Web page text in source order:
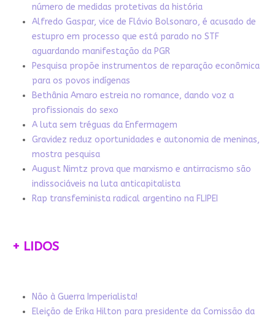
número de medidas protetivas da história
Alfredo Gaspar, vice de Flávio Bolsonaro, é acusado de
estupro em processo que está parado no STF
aguardando manifestação da PGR
Pesquisa propõe instrumentos de reparação econômica
para os povos indígenas
Bethânia Amaro estreia no romance, dando voz a
profissionais do sexo
A luta sem tréguas da Enfermagem
Gravidez reduz oportunidades e autonomia de meninas,
mostra pesquisa
August Nimtz prova que marxismo e antirracismo são
indissociáveis na luta anticapitalista
Rap transfeminista radical argentino na FLIPEI
+ LIDOS
Não à Guerra Imperialista!
Eleição de Erika Hilton para presidente da Comissão da